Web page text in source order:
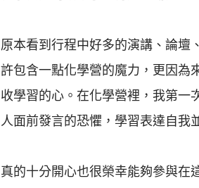
原本看到行程中好多的演講、論壇
許包含一點化學營的魔力，更因為
收學習的心。在化學營裡，我第一
人面前發言的恐懼，學習表達自我
真的十分開心也很榮幸能夠參與在